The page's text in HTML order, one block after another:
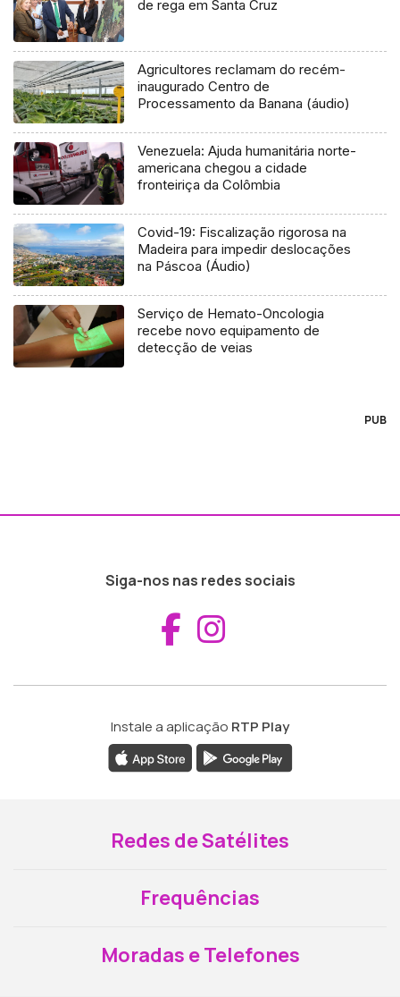
de rega em Santa Cruz
Agricultores reclamam do recém-
inaugurado Centro de
Processamento da Banana (áudio)
Venezuela: Ajuda humanitária norte-
americana chegou a cidade
fronteiriça da Colômbia
Covid-19: Fiscalização rigorosa na
Madeira para impedir deslocações
na Páscoa (Áudio)
Serviço de Hemato-Oncologia
recebe novo equipamento de
detecção de veias
PUB
Siga-nos nas redes sociais
Aceder ao
Instale a aplicação RTP Play
Redes de Satélites
Frequências
Moradas e Telefones